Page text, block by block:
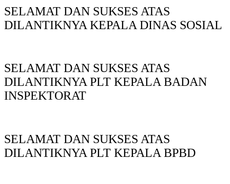
SELAMAT DAN SUKSES ATAS
DILANTIKNYA KEPALA DINAS SOSIAL
SELAMAT DAN SUKSES ATAS
DILANTIKNYA PLT KEPALA BADAN
INSPEKTORAT
SELAMAT DAN SUKSES ATAS
DILANTIKNYA PLT KEPALA BPBD